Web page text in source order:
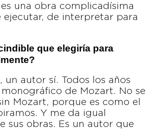
una obra complicadísima
ejecutar, de interpretar para
que elegiría para
un autor sí. Todos los años
monográfico de Mozart. No se
Mozart, porque es como el
Y me da igual
sus obras. Es un autor que